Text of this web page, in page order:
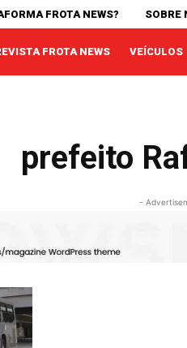
FROTA NEWS? SOBRE
FROTA NEWS VEÍCULOS
prefeito
-